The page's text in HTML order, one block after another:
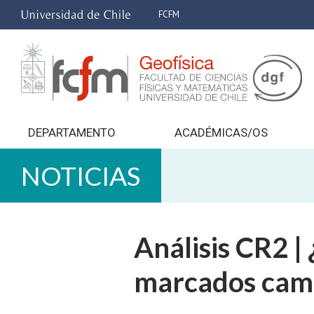
FCFM
DEPARTAMENTO ACADÉMICAS/OS
NOTICIAS
Análisis CR2 |
marcados